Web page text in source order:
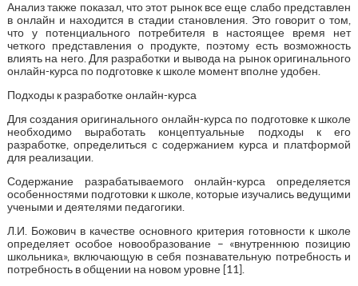
Анализ также показал, что этот рынок все еще слабо представлен
в онлайн и находится в стадии становления. Это говорит о том,
что у потенциального потребителя в настоящее время нет
четкого представления о продукте, поэтому есть возможность
влиять на него. Для разработки и вывода на рынок оригинального
онлайн-курса по подготовке к школе момент вполне удобен.
Подходы к разработке онлайн-курса
Для создания оригинального онлайн-курса по подготовке к школе
необходимо выработать концептуальные подходы к его
разработке, определиться с содержанием курса и платформой
для реализации.
Содержание разрабатываемого онлайн-курса определяется
особенностями подготовки к школе, которые изучались ведущими
учеными и деятелями педагогики.
Л.И. Божович в качестве основного критерия готовности к школе
определяет особое новообразование – «внутреннюю позицию
школьника», включающую в себя познавательную потребность и
потребность в общении на новом уровне [11].